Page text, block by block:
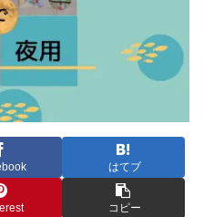
はてブ
コピー